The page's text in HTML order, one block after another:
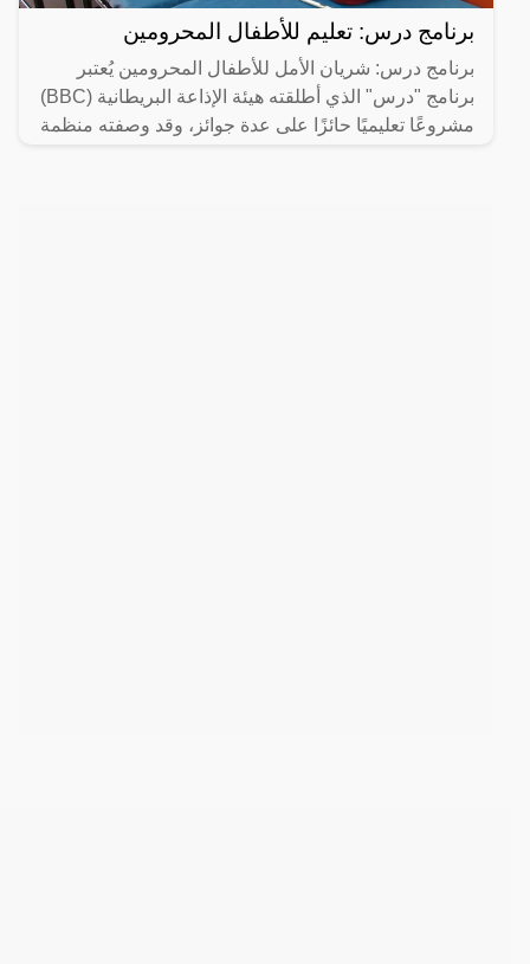
برنامج درس: تعليم للأطفال المحرومين
برنامج درس: شريان الأمل للأطفال المحرومين يُعتبر
برنامج "درس" الذي أطلقته هيئة الإذاعة البريطانية (BBC)
مشروعًا تعليميًا حائزًا على عدة جوائز، وقد وصفته منظمة